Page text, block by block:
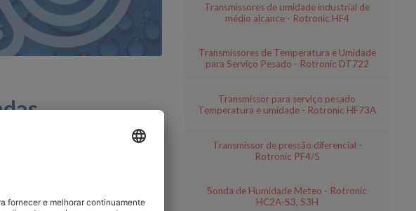
diferenças técnicas das
em que nos
Transmissores de umidade industrial de
médio alcance - Rotronic HF4
Transmissores de Temperatura e Umidade
para Serviço Pesado - Rotronic DT722
Transmissor para serviço pesado
Temperatura e umidade - Rotronic HF73A
Transmissor de pressão diferencial -
Rotronic PF4/5
Sonda de Humidade Meteo - Rotronic
HC2A-S3, S3H